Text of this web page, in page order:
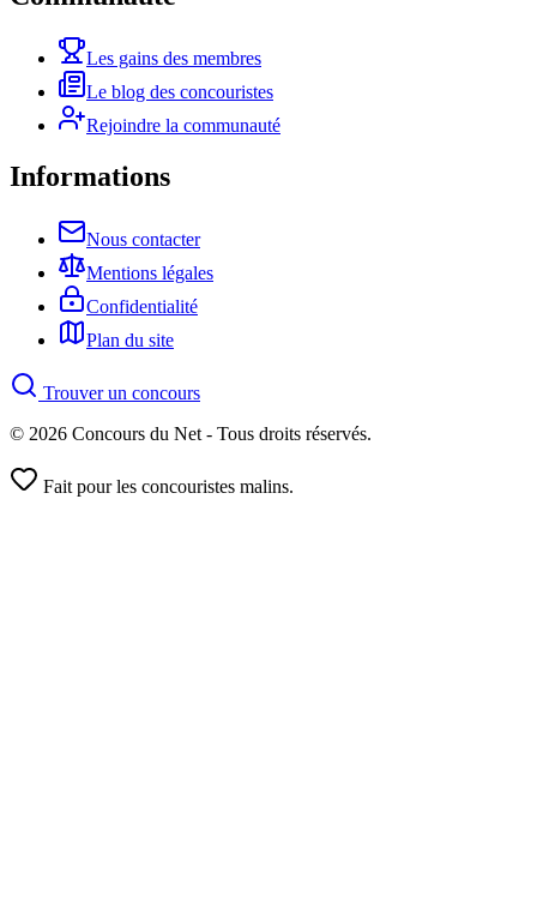
Les gains des membres
Le blog des concouristes
Rejoindre la communauté
Informations
Nous contacter
Mentions légales
Confidentialité
Plan du site
Trouver un concours
© 2026 Concours du Net - Tous droits réservés.
Fait pour les concouristes malins.